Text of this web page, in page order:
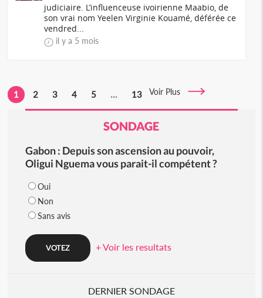
judiciaire. L’influenceuse ivoirienne Maabio, de
son vrai nom Yeelen Virginie Kouamé, déférée ce
vendred...
il y a 5 mois
1 2 3 4 5 ... 13 Voir Plus
SONDAGE
Gabon : Depuis son ascension au pouvoir,
Oligui Nguema vous parait-il compétent ?
Oui
Non
Sans avis
+ Voir les resultats
DERNIER SONDAGE